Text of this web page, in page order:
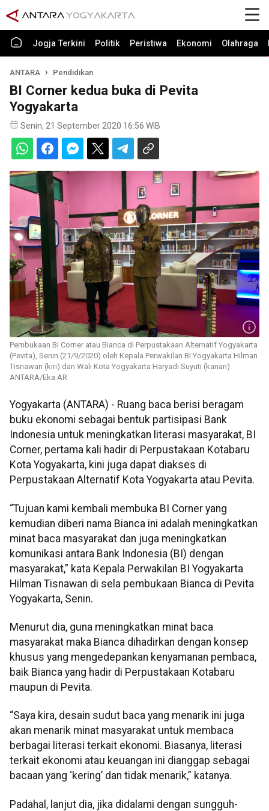
Jogja Terkini Politik Peristiwa Ekonomi Olahraga
ANTARA Pendidikan
BI Corner kedua buka di Pevita
Yogyakarta
Senin, 21 September 2020 16:56 WIB
Pembukaan BI Corner atau Bianca di Perpustakaan Alternatif Yogyakarta
(Pevita), Senin (21/9/2020) oleh Kepala Perwakilan BI Yogyakarta Hilman
Tisnawan (kiri) dan Wali Kota Yogyakarta Haryadi Suyuti (kanan).
ANTARA/Eka AR
Yogyakarta (ANTARA) - Ruang baca berisi beragam
buku ekonomi sebagai bentuk partisipasi Bank
Indonesia untuk meningkatkan literasi masyarakat, BI
Corner, pertama kali hadir di Perpustakaan Kotabaru
Kota Yogyakarta, kini juga dapat diakses di
Perpustakaan Alternatif Kota Yogyakarta atau Pevita.
“Tujuan kami kembali membuka BI Corner yang
kemudian diberi nama Bianca ini adalah meningkatkan
minat baca masyarakat dan juga meningkatkan
komunikasi antara Bank Indonesia (BI) dengan
masyarakat,” kata Kepala Perwakilan BI Yogyakarta
Hilman Tisnawan di sela pembukaan Bianca di Pevita
Yogyakarta, Senin.
Menurut dia, guna meningkatkan minat baca
masyarakat maka Bianca dihadirkan dengan konsep
khusus yang mengedepankan kenyamanan pembaca,
baik Bianca yang hadir di Perpustakaan Kotabaru
maupun di Pevita.
“Saya kira, desain sudut baca yang menarik ini juga
akan menarik minat masyarakat untuk membaca
berbagai literasi terkait ekonomi. Biasanya, literasi
terkait ekonomi atau keuangan ini dianggap sebagai
bacaan yang ‘kering’ dan tidak menarik,” katanya.
Padahal, lanjut dia, jika didalami dengan sungguh-